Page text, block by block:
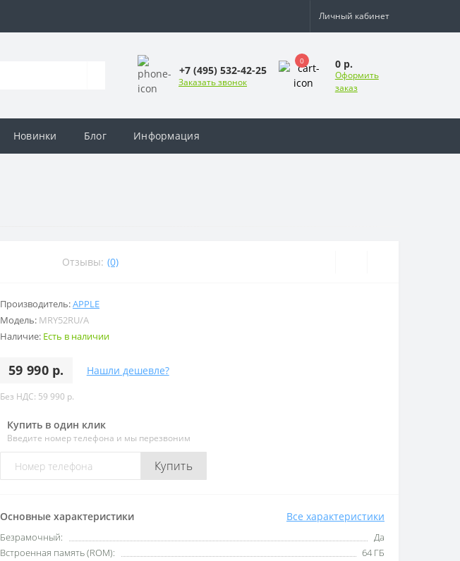
Личный кабинет
+7 (495) 532-42-25
Заказать звонок
0 0 р.
Оформить
заказ
Новинки Блог Информация
Отзывы: (0)
Производитель:APPLE
Модель: MRY52RU/A
Наличие: Есть в наличии
59 990 р. Нашли дешевле?
Без НДС: 59 990 р.
Купить в один клик
Введите номер телефона и мы перезвоним
Купить
Основные характеристики Все характеристики
Безрамочный:
Да
Встроенная память (ROM):
64 ГБ